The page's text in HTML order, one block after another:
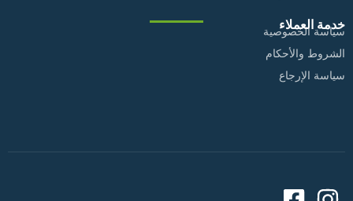
خدمة العملاء
سياسة الخصوصية
الشروط والأحكام
سياسة الإرجاع